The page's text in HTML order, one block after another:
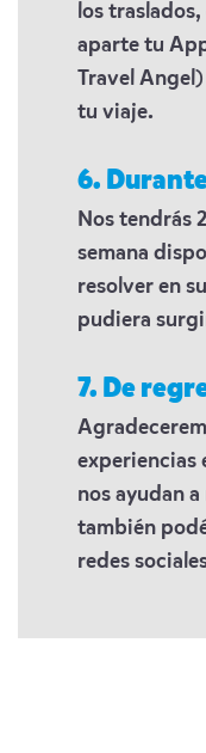
los
aparte tu
Travel
tu viaje.
6.
Nos tendrás
semana
resolver en
pudiera
7. De
experiencias
nos ayudan
también
redes